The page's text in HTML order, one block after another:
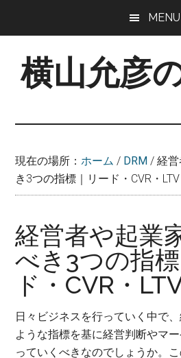
content
MENU
横山允彦
業
家
た
め
の
実
践
マ
ー
現在の場所：ホーム / DRM / 経
き3つの指標｜リード・CVR・LTV
経営者や起業
べき3つの指
ド・CVR・
日々ビジネスを行っていく中で
ような指標を基に経営判断やマ
っていくべきなのでしょうか。